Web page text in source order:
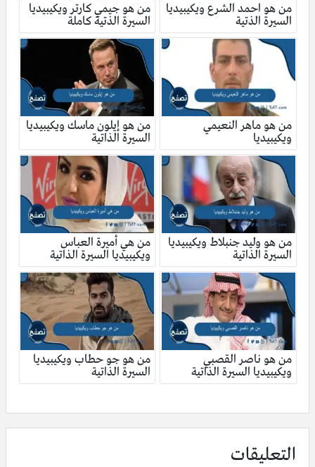
من هو احمد الشرع ويكيبيديا
السيرة الذتية
من هو جيمي كارتر ويكيبيديا
السيرة الذتية كاملة
من هو ماهر النعيمي
ويكيبيديا
من هو إيلون ماسك ويكيبيديا
السيرة الذاتية
من هو وليد جنبلاط ويكيبيديا
السيرة الذاتية
من هي أميرة العباس
ويكيبيديا السيرة الذاتية
من هو ناصر القصبي
ويكيبيديا السيرة الذاتية
من هو جو حطاب ويكيبيديا
السيرة الذاتية
التعليقات